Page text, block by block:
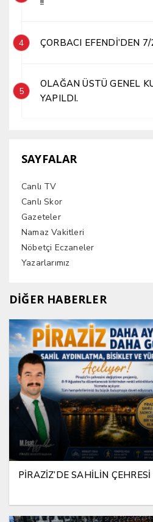
4 ÇORBACI EFENDİ’DEN
5
OLAĞAN ÜSTÜ GENEL
YAPILDI.
SAYFALAR
Canlı TV
Canlı Skor
Gazeteler
Namaz Vakitleri
Nöbetçi Eczaneler
Yazarlarımız
DİĞER HABERLER
PİRAZİZ’DE SAHİLİN